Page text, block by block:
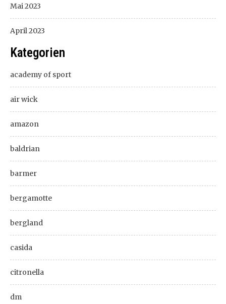
Mai 2023
April 2023
Kategorien
academy of sport
air wick
amazon
baldrian
barmer
bergamotte
bergland
casida
citronella
dm